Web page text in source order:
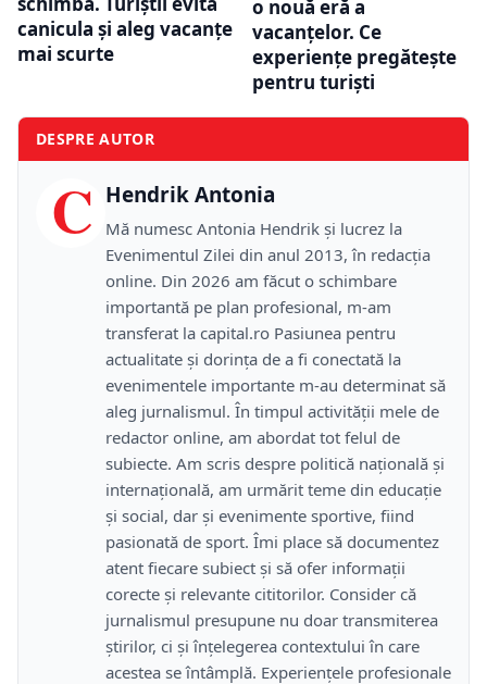
canicula și aleg vacanțe
mai scurte
o nouă eră a
vacanțelor. Ce
experiențe pregătește
pentru turiști
DESPRE AUTOR
C Hendrik Antonia
Mă numesc Antonia Hendrik și lucrez la
Evenimentul Zilei din anul 2013, în redacția
online. Din 2026 am făcut o schimbare
importantă pe plan profesional, m-am
transferat la capital.ro Pasiunea pentru
actualitate și dorința de a fi conectată la
evenimentele importante m-au determinat să
aleg jurnalismul. În timpul activității mele de
redactor online, am abordat tot felul de
subiecte. Am scris despre politică națională și
internațională, am urmărit teme din educație
și social, dar și evenimente sportive, fiind
pasionată de sport. Îmi place să documentez
atent fiecare subiect și să ofer informații
corecte și relevante cititorilor. Consider că
jurnalismul presupune nu doar transmiterea
știrilor, ci și înțelegerea contextului în care
acestea se întâmplă. Experiențele profesionale